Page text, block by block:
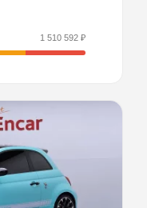
1 510 592 ₽